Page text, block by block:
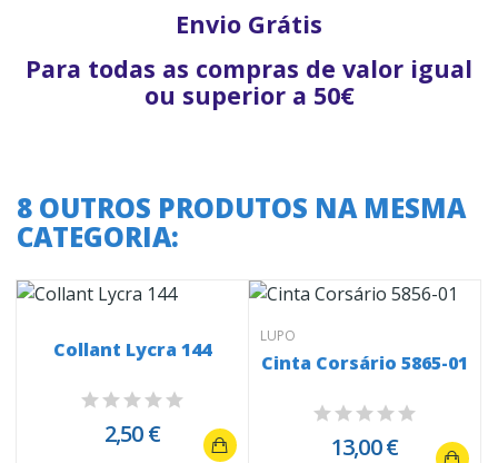
Envio Grátis
Para todas as compras de valor igual
ou superior a 50€
8 OUTROS PRODUTOS NA MESMA
CATEGORIA:
Collant Lycra 144
2,50 €
LUPO
Cinta Corsário 5865-01
13,00 €